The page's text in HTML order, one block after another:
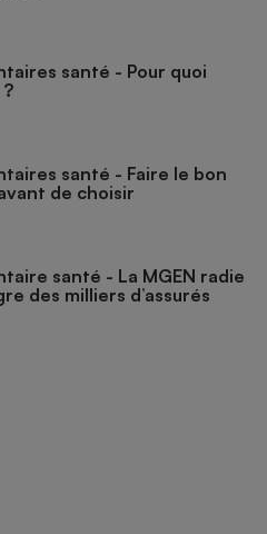
santé - Pour quoi
santé - Faire le bon
de choisir
santé - La MGEN radie
des milliers d’assurés